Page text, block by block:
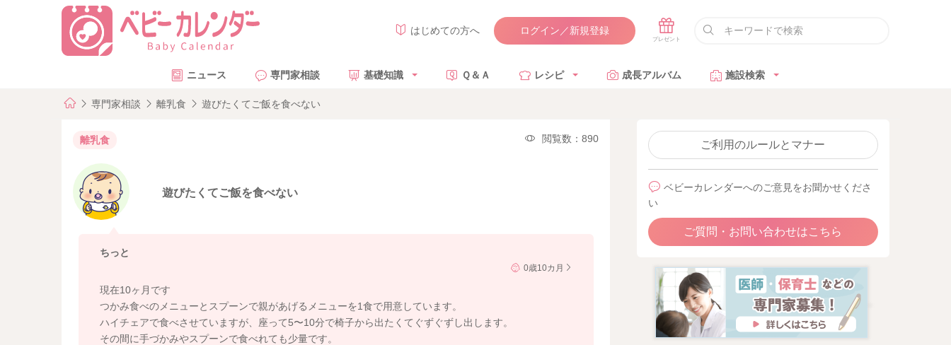
はじめての方へ ログイン／新規登録
ニュース 専門家相談 基礎知識 Ｑ＆Ａ レシピ 成長アルバム 施設検索
専門家相談 離乳食 遊びたくてご飯を食べない
離乳食 閲覧数：890
遊びたくてご飯を食べない
ちっと
0歳10カ月
現在10ヶ月です
つかみ食べのメニューとスプーンで親があげるメニューを1食で用意しています。
ハイチェアで食べさせていますが、座って5〜10分で椅子から出たくてぐずぐずし出します。
その間に手づかみやスプーンで食べれても少量です。
ご利用のルールとマナー
ベビーカレンダーへのご意見をお聞かせくださ
い
ご質問・お問い合わせはこちら